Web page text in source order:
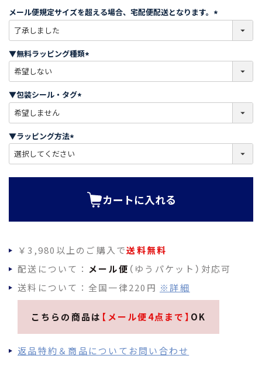
メール便規定サイズを超える場合、宅配便配送となります。
必
)
▼無料ラッピング種類
必
)
▼包装シール・タグ
必
)
▼ラッピング方法
必
カートに入れる
￥3,980以上のご購入で送料無料
配送について： メール便 （ゆうパケット）対応可
送料について：全国一律220円 ※詳細
こちらの商品は 【メール便4点まで】 OK
返品特約＆商品についてお問い合わせ